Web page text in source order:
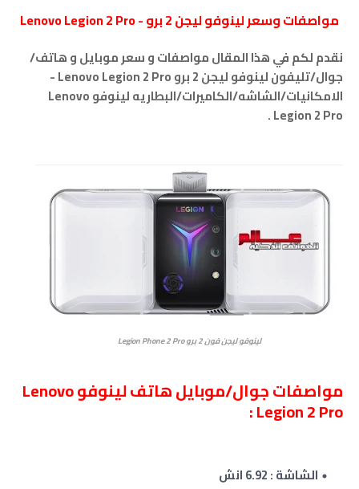
مواصفات وسعر لينوفو ليجن 2 برو - Lenovo Legion 2 Pro
نقدم لكم في هذا المقال مواصفات و سعر موبايل و هاتف/
جوال/تليفونلينوفو ليجن 2 برو
Lenovo Legion 2 Pro -
الامكانيات/الشاشه/الكاميرات/البطاريه لينوفو Lenovo
Legion 2 Pro .
لينوفو ليجن فون 2 برو Legion Phone 2 Pro
مواصفات جوال/موبايل هاتف لينوفو Lenovo
Legion 2 Pro :
الشاشة : 6.92 انش